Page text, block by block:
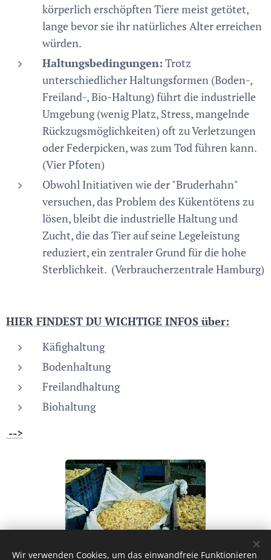
körperlich erschöpften Tiere meist getötet,
lange bevor sie ihr natürliches Alter erreichen
würden.
Haltungsbedingungen: Trotz
unterschiedlicher Haltungsformen (Boden-,
Freiland-, Bio-Haltung) führt die industrielle
Umgebung (wenig Platz, Stress, mangelnde
Rückzugsmöglichkeiten) oft zu Verletzungen
oder Federpicken, was zum Tod führen kann.
(Vier Pfoten)
Obwohl Initiativen wie der "Bruderhahn"
versuchen, das Problem des Kükentötens zu
lösen, bleibt die industrielle Haltung und
Zucht, die das Tier auf seine Legeleistung
reduziert, ein zentraler Grund für die hohe
Sterblichkeit. (Verbraucherzentrale Hamburg)
HIER FINDEST DU WICHTIGE INFOS über:
Käfighaltung
Bodenhaltung
Freilandhaltung
Biohaltung
-->
Wir verwenden Cookies, um das einwandfreie Funktionieren